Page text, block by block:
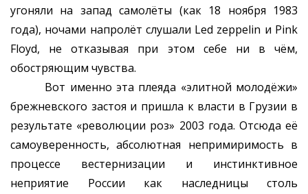
угоняли на запад самолёты (как 18 ноября 1983
года), ночами напролёт слушали Led zeppelin и Pink
Floyd, не отказывая при этом себе ни в чём,
обостряющим чувства.
Вот именно эта плеяда «элитной молодёжи»
брежневского застоя и пришла к власти в Грузии в
результате «революции роз» 2003 года. Отсюда её
самоуверенность, абсолютная непримиримость в
процессе вестернизации и инстинктивное
неприятие России как наследницы столь